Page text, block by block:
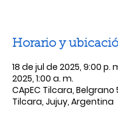
Horario y
18 de jul de 2025, 9:00 p.
2025, 1:00 a. m.
CApEC Tilcara, Belgrano
Tilcara, Jujuy, Argentina